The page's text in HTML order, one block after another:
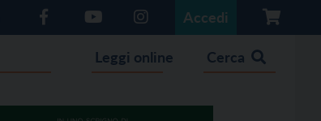
Accedi
Leggi online Cerca